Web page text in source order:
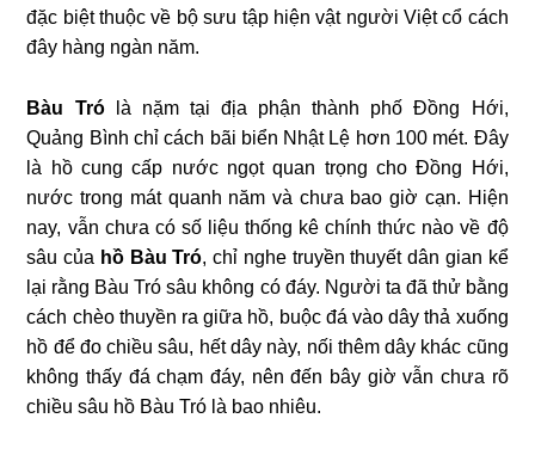
đặc biệt thuộc về bộ sưu tập hiện vật người Việt cổ cách
đây hàng ngàn năm.
Bàu Trólà nặm tại địa phận thành phố Đồng Hới,
Quảng Bình chỉ cách bãi biển Nhật Lệ hơn 100 mét. Đây
là hồ cung cấp nước ngọt quan trọng cho Đồng Hới,
nước trong mát quanh năm và chưa bao giờ cạn. Hiện
nay, vẫn chưa có số liệu thống kê chính thức nào về độ
sâu của hồ Bàu Tró, chỉ nghe truyền thuyết dân gian kể
lại rằng Bàu Tró sâu không có đáy. Người ta đã thử bằng
cách chèo thuyền ra giữa hồ, buộc đá vào dây thả xuống
hồ để đo chiều sâu, hết dây này, nối thêm dây khác cũng
không thấy đá chạm đáy, nên đến bây giờ vẫn chưa rõ
chiều sâu hồ Bàu Tró là bao nhiêu.